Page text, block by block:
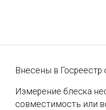
Внесены в
Измерение блеска
совместимость или